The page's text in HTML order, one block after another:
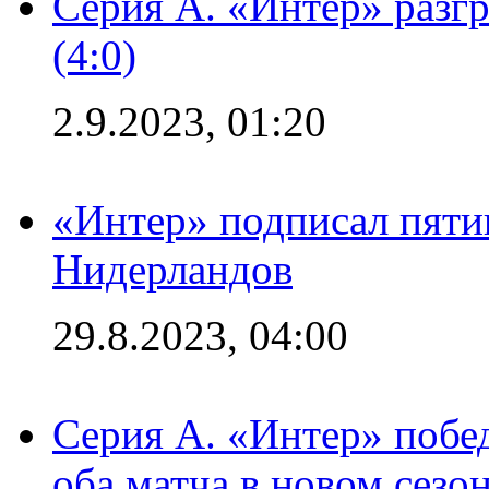
(4:0)
2.9.2023, 01:20
«Интер» подписал
Нидерландов
29.8.2023, 04:00
Серия А. «Интер»